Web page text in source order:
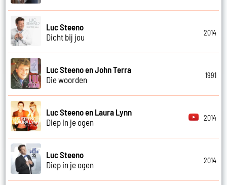
Luc Steeno
Dicht bij jou
2014
Luc Steeno en John Terra
Die woorden
1991
Luc Steeno en Laura Lynn
Diep in je ogen
2014
Luc Steeno
Diep in je ogen
2014